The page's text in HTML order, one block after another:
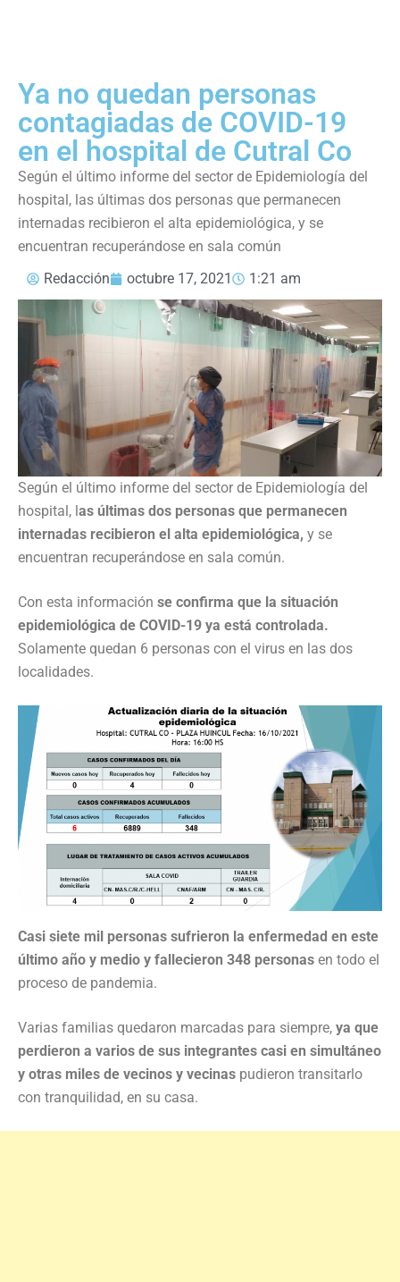
Ya no quedan personas
contagiadas de COVID-19
en el hospital de Cutral Co
Según el último informe del sector de Epidemiología del
hospital, las últimas dos personas que permanecen
internadas recibieron el alta epidemiológica, y se
encuentran recuperándose en sala común
Redacción
octubre 17, 2021 1:21 am
Según el último informe del sector de Epidemiología del
hospital, l as últimas dos personas que permanecen
internadas recibieron el alta epidemiológica, y se
encuentran recuperándose en sala común.
Con esta información se confirma que la situación
epidemiológica de COVID-19 ya está controlada.
Solamente quedan 6 personas con el virus en las dos
localidades.
Casi siete mil personas sufrieron la enfermedad en este
último año y medio y fallecieron 348 personas en todo el
proceso de pandemia.
Varias familias quedaron marcadas para siempre, ya que
perdieron a varios de sus integrantes casi en simultáneo
y otras miles de vecinos y vecinas pudieron transitarlo
con tranquilidad, en su casa.